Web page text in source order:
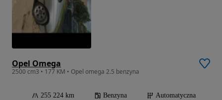
Opel Omega
2500 cm3 • 177 KM • Opel omega 2.5 benzyna
255 224 km Benzyna
Automatyczna